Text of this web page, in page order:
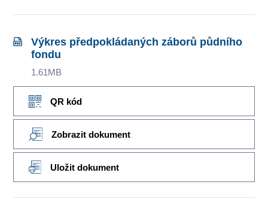
Výkres předpokládaných záborů půdního
fondu
1.61MB
QR kód
Zobrazit dokument
Uložit dokument